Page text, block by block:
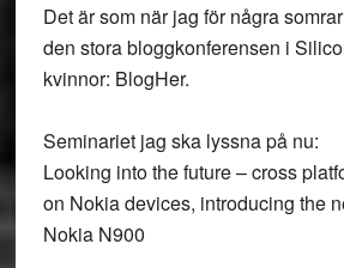
Det är som när jag för några
den stora bloggkonferensen i
kvinnor: BlogHer.
Seminariet jag ska lyssna på nu:
Looking into the future – cross
on Nokia devices, introducing the
Nokia N900